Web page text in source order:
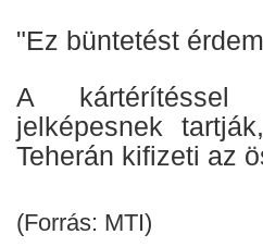
"Ez büntetést
A kártérítéssel
jelképesnek
Teherán kifizeti az
(Forrás: MTI)